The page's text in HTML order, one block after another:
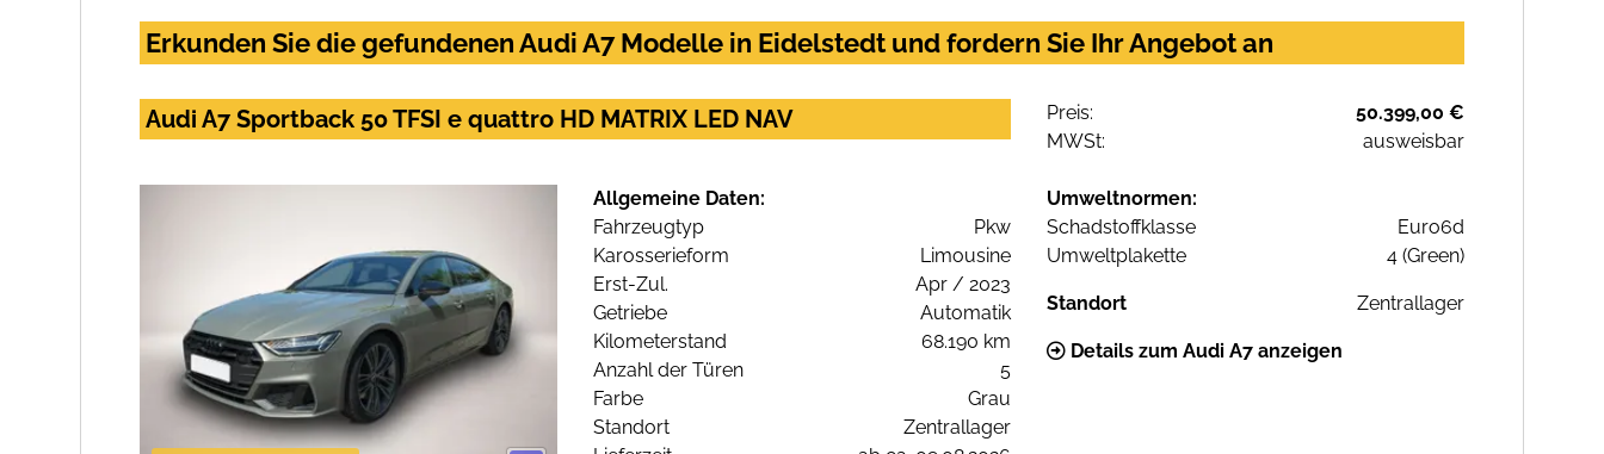
Erkunden Sie die gefundenen Audi A7 Modelle in Eidelstedt und fordern Sie Ihr Angebot an
Audi A7 Sportback 50 TFSI e quattro HD MATRIX LED NAV Preis:
50.399,00 €
MWSt:
ausweisbar
Allgemeine Daten:
Fahrzeugtyp
Pkw
Karosserieform
Limousine
Erst-Zul.
Apr / 2023
Getriebe
Automatik
Kilometerstand
68.190 km
Anzahl der Türen
5
Farbe
Grau
Standort
Zentrallager
Umweltnormen:
Schadstoffklasse
Euro6d
Umweltplakette
4 (Green)
Standort Zentrallager
Details zum Audi A7 anzeigen